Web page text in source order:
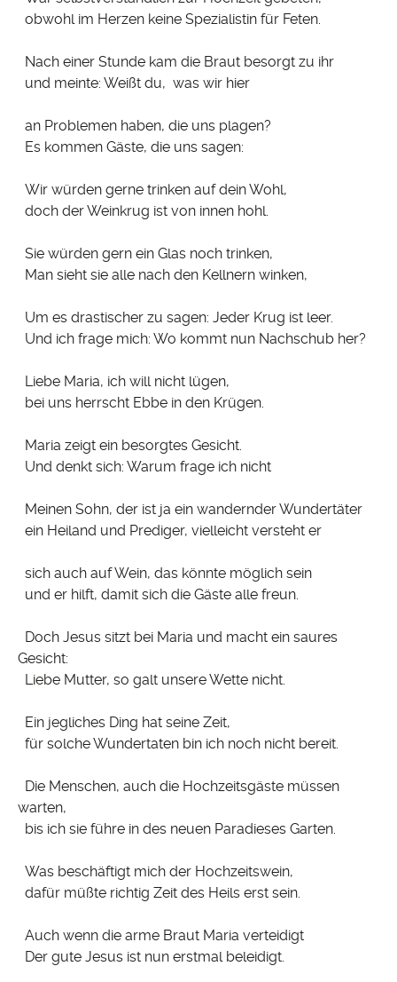
obwohl im Herzen keine Spezialistin für Feten.
Nach einer Stunde kam die Braut besorgt zu ihr
und meinte: Weißt du, was wir hier
an Problemen haben, die uns plagen?
Es kommen Gäste, die uns sagen:
Wir würden gerne trinken auf dein Wohl,
doch der Weinkrug ist von innen hohl.
Sie würden gern ein Glas noch trinken,
Man sieht sie alle nach den Kellnern winken,
Um es drastischer zu sagen: Jeder Krug ist leer.
Und ich frage mich: Wo kommt nun Nachschub her?
Liebe Maria, ich will nicht lügen,
bei uns herrscht Ebbe in den Krügen.
Maria zeigt ein besorgtes Gesicht.
Und denkt sich: Warum frage ich nicht
Meinen Sohn, der ist ja ein wandernder Wundertäter
ein Heiland und Prediger, vielleicht versteht er
sich auch auf Wein, das könnte möglich sein
und er hilft, damit sich die Gäste alle freun.
Doch Jesus sitzt bei Maria und macht ein saures
Gesicht:
Liebe Mutter, so galt unsere Wette nicht.
Ein jegliches Ding hat seine Zeit,
für solche Wundertaten bin ich noch nicht bereit.
Die Menschen, auch die Hochzeitsgäste müssen
warten,
bis ich sie führe in des neuen Paradieses Garten.
Was beschäftigt mich der Hochzeitswein,
dafür müßte richtig Zeit des Heils erst sein.
Auch wenn die arme Braut Maria verteidigt
Der gute Jesus ist nun erstmal beleidigt.